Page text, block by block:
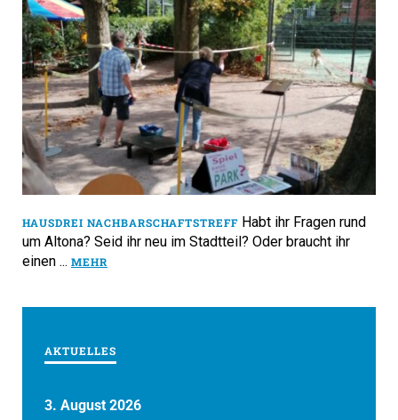
HAUSDREI NACHBARSCHAFTSTREFF Habt ihr Fragen rund
um Altona? Seid ihr neu im Stadtteil? Oder braucht ihr
einen ... MEHR
AKTUELLES
3. August 2026